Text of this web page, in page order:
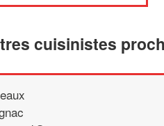
cuisinistes